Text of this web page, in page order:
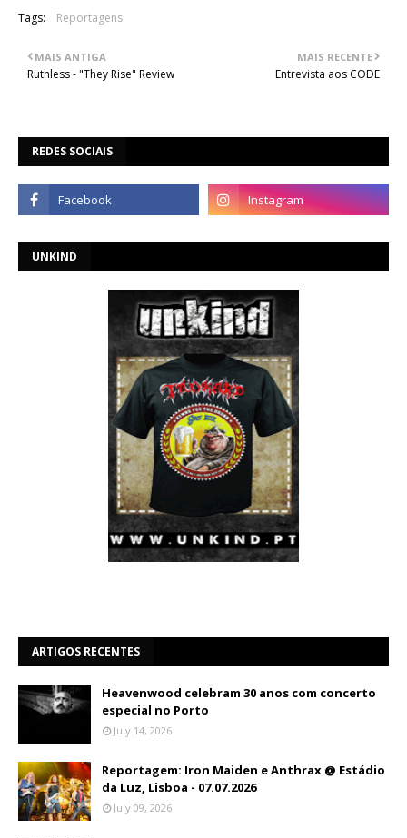
Tags: Reportagens
MAIS RECENTE
Entrevista aos CODE
MAIS ANTIGA
Ruthless - "They Rise" Review
REDES SOCIAIS
UNKIND
ARTIGOS RECENTES
Heavenwood celebram 30 anos com concerto
especial no Porto
July 14, 2026
Reportagem: Iron Maiden e Anthrax @ Estádio
da Luz, Lisboa - 07.07.2026
July 09, 2026